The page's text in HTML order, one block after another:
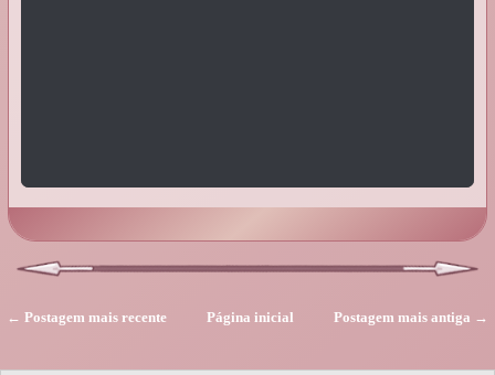
← Postagem mais recente Postagem mais antiga →
Página inicial